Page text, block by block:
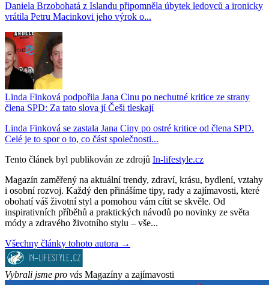
Daniela Brzobohatá z Islandu připomněla úbytek ledovců a ironicky
vrátila Petru Macinkovi jeho výrok o...
Linda Finková podpořila Jana Cinu po nechutné kritice ze strany
člena SPD: Za tato slova jí Češi tleskají
Linda Finková se zastala Jana Ciny po ostré kritice od člena SPD.
Celé je to spor o to, co část společnosti...
Tento článek byl publikován ze zdrojů In-lifestyle.cz
Magazín zaměřený na aktuální trendy, zdraví, krásu, bydlení, vztahy
i osobní rozvoj. Každý den přinášíme tipy, rady a zajímavosti, které
obohatí váš životní styl a pomohou vám cítit se skvěle. Od
inspirativních příběhů a praktických návodů po novinky ze světa
módy a zdravého životního stylu – vše...
Všechny články tohoto autora →
Vybrali jsme pro vás Magazíny a zajímavosti